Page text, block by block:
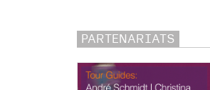
PARTENARIATS